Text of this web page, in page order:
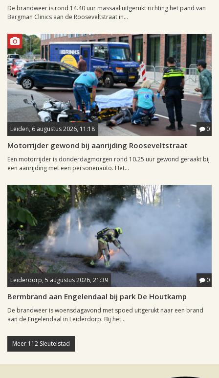
De brandweer is rond 14.40 uur massaal uitgerukt richting het pand van
Bergman Clinics aan de Rooseveltstraat in...
Leiden, 6 augustus 2026, 11:18 0
Motorrijder gewond bij aanrijding Rooseveltstraat
Een motorrijder is donderdagmorgen rond 10.25 uur gewond geraakt bij
een aanrijding met een personenauto. Het...
Leiderdorp, 5 augustus 2026, 21:39 0
Bermbrand aan Engelendaal bij park De Houtkamp
De brandweer is woensdagavond met spoed uitgerukt naar een brand
aan de Engelendaal in Leiderdorp. Bij het...
Meer 112 Sleutelstad